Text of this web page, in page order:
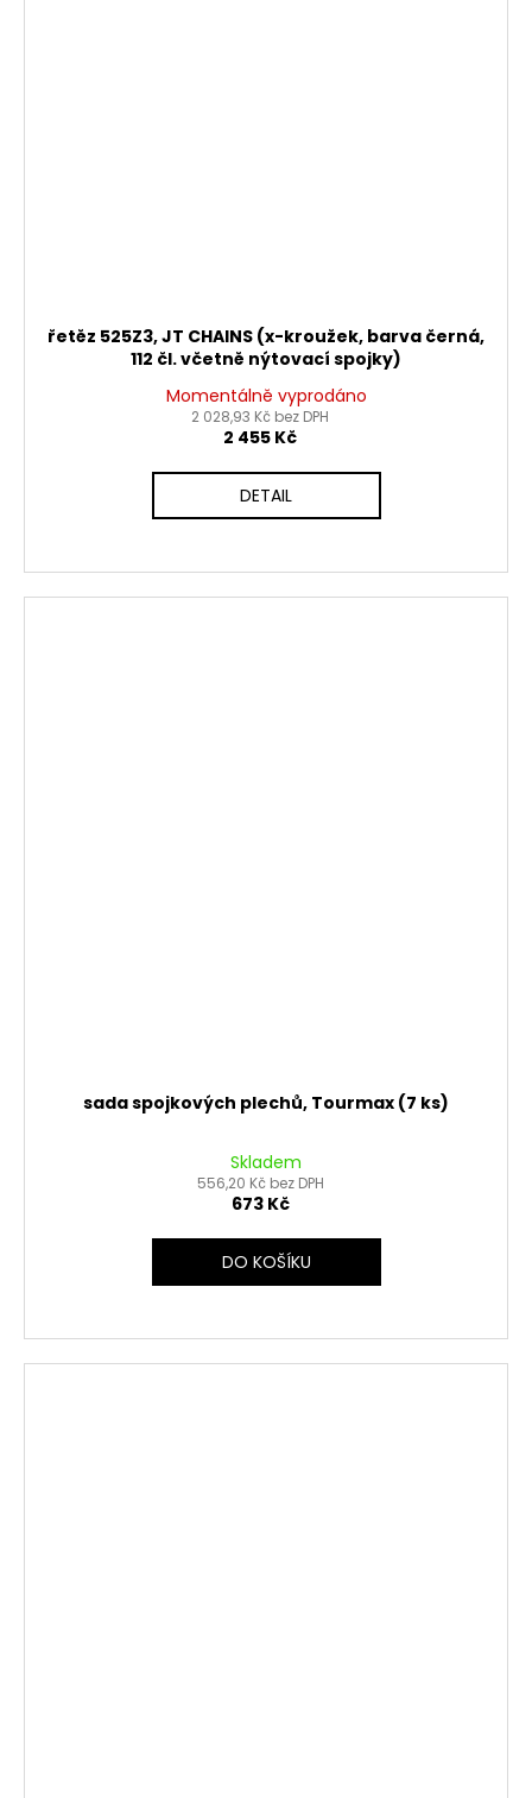
řetěz 525Z3, JT CHAINS (x-kroužek, barva černá,
112 čl. včetně nýtovací spojky)
Momentálně vyprodáno
2 028,93 Kč bez DPH
2 455 Kč
DETAIL
sada spojkových plechů, Tourmax (7 ks)
Skladem
556,20 Kč bez DPH
673 Kč
DO KOŠÍKU